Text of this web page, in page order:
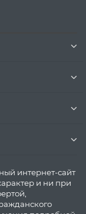
интернет-сайт
и ни при